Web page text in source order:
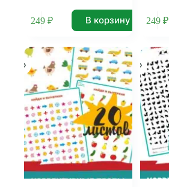
249 ₽ В корзину 249₽